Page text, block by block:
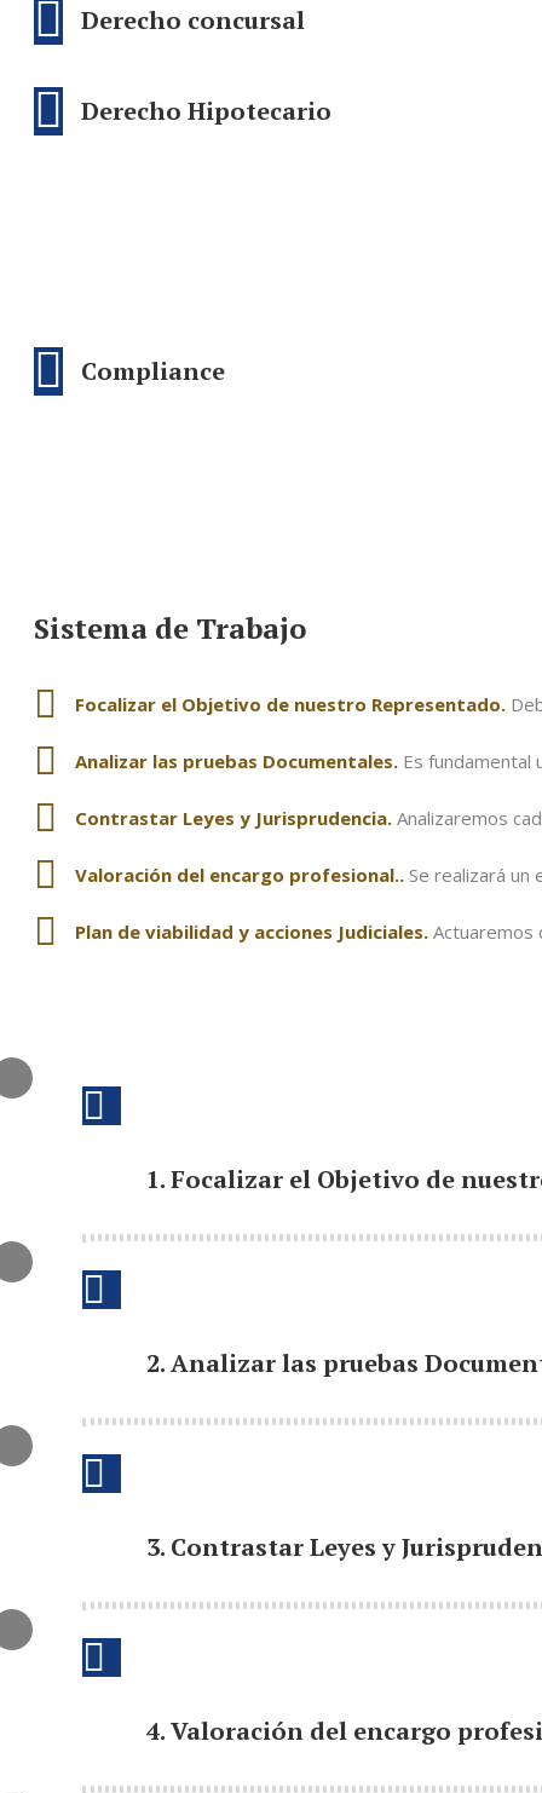
Derecho concursal
Derecho Hipotecario
Compliance
Sistema de Trabajo
Focalizar el Objetivo de nuestro Representado.
Analizar las pruebas Documentales. Es fundamental
Contrastar Leyes y Jurisprudencia. Analizaremos
Valoración del encargo profesional.. Se realizará un
Plan de viabilidad y acciones Judiciales. Actuaremos
1. Focalizar el Objetivo de
2. Analizar las pruebas
3. Contrastar Leyes y
4. Valoración del encargo